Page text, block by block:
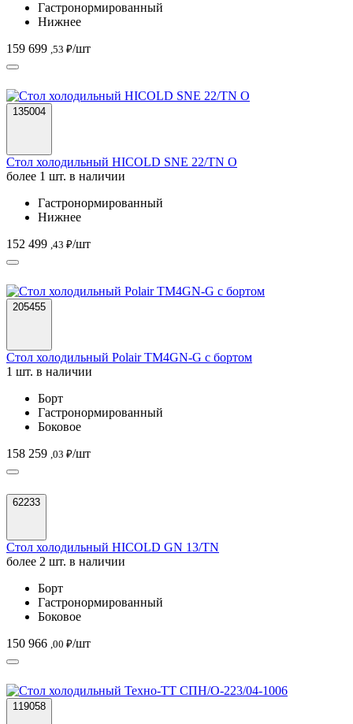
Гастронормированный
Нижнее
159 699 ,53 ₽/шт
135004
Стол холодильный HICOLD SNE 22/TN O
более 1 шт. в наличии
Гастронормированный
Нижнее
152 499 ,43 ₽/шт
205455
Стол холодильный Polair TM4GN-G с бортом
1 шт. в наличии
Борт
Гастронормированный
Боковое
158 259 ,03 ₽/шт
62233
Стол холодильный HICOLD GN 13/TN
более 2 шт. в наличии
Борт
Гастронормированный
Боковое
150 966 ,00 ₽/шт
119058